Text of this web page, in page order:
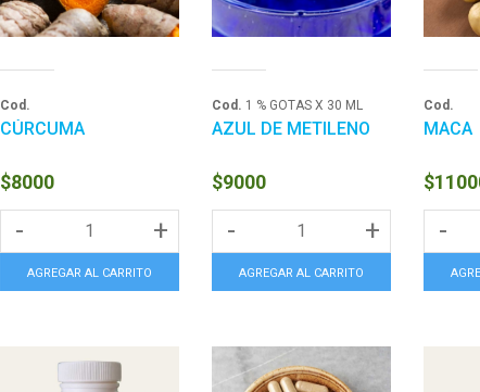
Cod.
CÚRCUMA
$8000
- +
AGREGAR AL CARRITO
Cod. 1 % GOTAS X 30 ML
AZUL DE METILENO
$9000
- +
AGREGAR AL CARRITO
Cod.
MACA
-